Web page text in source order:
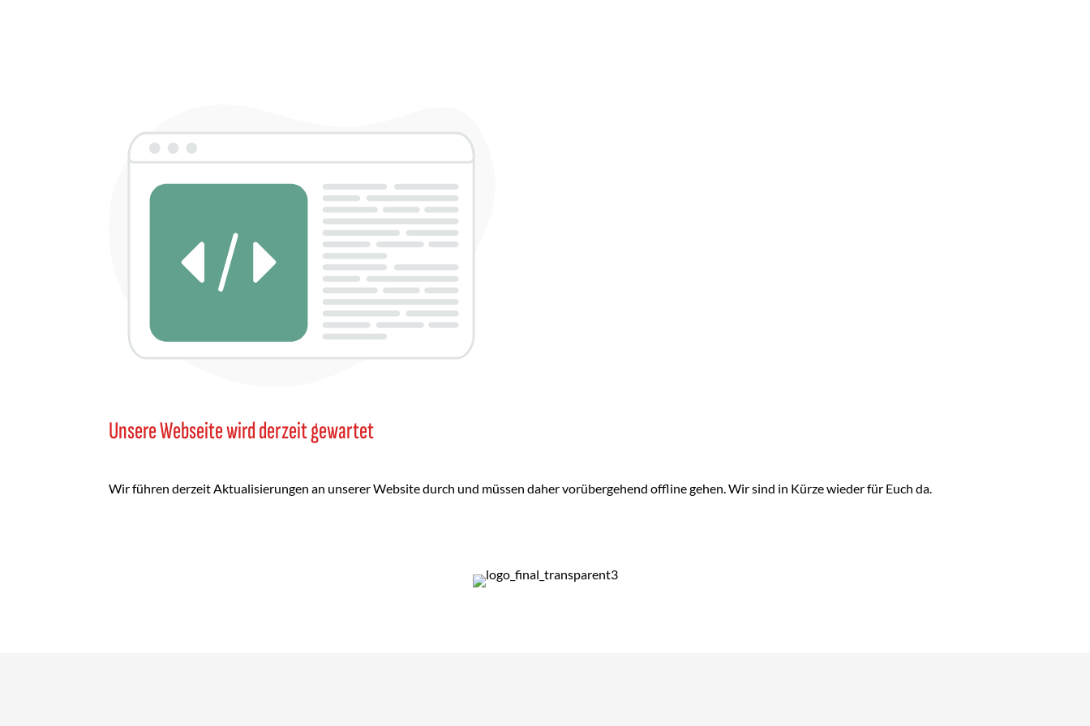
Unsere Webseite wird derzeit gewartet
Wir führen derzeit Aktualisierungen an unserer Website durch und müssen daher vorübergehend offline gehen. Wir sind in Kürze wieder für Euch da.